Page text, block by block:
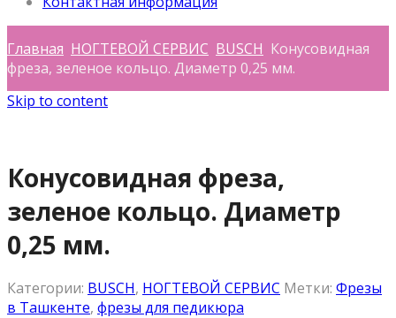
Главная НОГТЕВОЙ СЕРВИС BUSCH Конусовидная
фреза, зеленое кольцо. Диаметр 0,25 мм.
Skip to content
Конусовидная фреза,
зеленое кольцо. Диаметр
0,25 мм.
Категории: BUSCH, НОГТЕВОЙ СЕРВИС Метки: Фрезы
в Ташкенте, фрезы для педикюра